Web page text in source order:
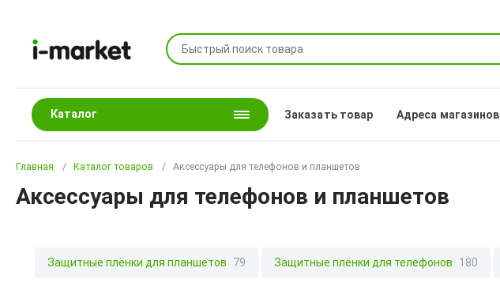
Каталог Заказать товар Адреса магазинов
Главная Каталог товаров Аксессуары для телефонов и планшетов
Аксессуары для телефонов и планшетов
Защитные плёнки для планшетов 79 Защитные плёнки для телефонов 180